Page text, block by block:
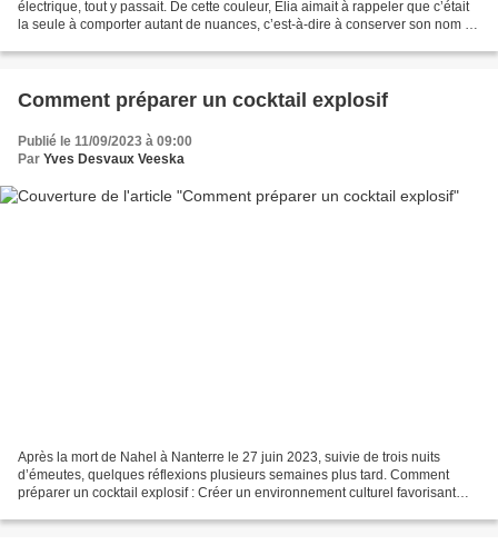
électrique, tout y passait. De cette couleur, Elia aimait à rappeler que c’était
la seule à comporter autant de nuances, c’est-à-dire à conserver son nom en
Comment préparer un cocktail explosif
Publié le 11/09/2023 à 09:00
Par Yves Desvaux Veeska
Après la mort de Nahel à Nanterre le 27 juin 2023, suivie de trois nuits
d’émeutes, quelques réflexions plusieurs semaines plus tard. Comment
préparer un cocktail explosif : Créer un environnement culturel favorisant